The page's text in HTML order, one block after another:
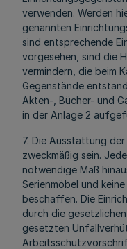
verwenden. Werden
genannten
sind entsprechende
vorgesehen, sind die
vermindern, die beim
Gegenstände
Akten-, Bücher- und
in der Anlage 2
7. Die Ausstattung
zweckmäßig sein.
notwendige Maß
Serienmöbel und
beschaffen. Die
durch die
gesetzten